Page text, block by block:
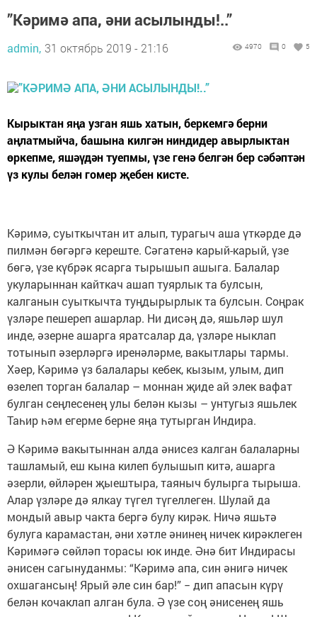
”Кәримә апа, әни асылынды!..”
admin, 31 октябрь 2019 - 21:16 4970 0 5
Кырыктан яңа узган яшь хатын, беркемгә берни
аңлатмыйча, башына килгән ниндидер авырлыктан
өркепме, яшәүдән туепмы, үзе генә белгән бер сәбәптән
үз кулы белән гомер җебен кисте.
Кәримә, суыткычтан ит алып, турагыч аша үткәрде дә
пилмән бөгәргә кереште. Сәгатенә карый-карый, үзе
бөгә, үзе күбрәк ясарга тырышып ашыга. Балалар
укуларыннан кайткач ашап туярлык та булсын,
калганын суыткычта туңдырырлык та булсын. Соңрак
үзләре пешереп ашарлар. Ни дисәң дә, яшьләр шул
инде, әзерне ашарга яратсалар да, үзләре ныклап
тотынып әзерләргә иренәләрме, вакытлары тармы.
Хәер, Кәримә үз балалары кебек, кызым, улым, дип
өзелеп торган балалар – моннан җиде ай элек вафат
булган сеңлесенең улы белән кызы – унтугыз яшьлек
Таһир һәм егерме берне яңа тутырган Индира.
Ә Кәримә вакытыннан алда әнисез калган балаларны
ташламый, еш кына килеп булышып китә, ашарга
әзерли, өйләрен җыештыра, таяныч булырга тырыша.
Алар үзләре дә ялкау түгел түгеллеген. Шулай да
мондый авыр чакта бергә булу кирәк. Ничә яшьтә
булуга карамастан, әни хәтле әнинең ничек кирәклеген
Кәримәгә сөйләп торасы юк инде. Әнә бит Индирасы
әнисен сагынуданмы: “Кәримә апа, син әнигә ничек
охшагансың! Ярый әле син бар!” − дип апасын күрү
белән кочаклап алган була. Ә үзе соң әнисенең яшь